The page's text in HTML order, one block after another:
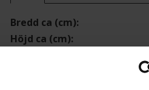
Bredd ca (cm)
Höjd ca (cm)